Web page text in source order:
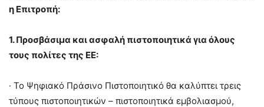
η Επιτροπή:
1. Προσβάσιμα και ασφαλή πιστοποιητικά για όλους
τους πολίτες της ΕΕ:
· Το Ψηφιακό Πράσινο Πιστοποιητικό θα καλύπτει τρεις
τύπους πιστοποιητικών – πιστοποιητικά εμβολιασμού,